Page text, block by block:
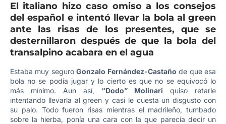
El italiano hizo caso omiso a los consejos
del español e intentó llevar la bola al green
ante las risas de los presentes, que se
desternillaron después de que la bola del
transalpino acabara en el agua
Estaba muy seguroGonzalo Fernández-Castaño de que esa
bola no se podía jugar y lo cierto es que no se equivocó lo
más mínimo. Aun así, “Dodo” Molinari quiso retarle
intentando llevarla al green y casi le cuesta un disgusto con
su palo. Todo fueron risas mientras el madrileño, tumbado
sobre la hierba, ponía una cara con la que parecía decir un